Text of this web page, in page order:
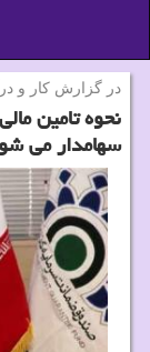
در گزارش كار و
نحوه تامین
سهامدار می